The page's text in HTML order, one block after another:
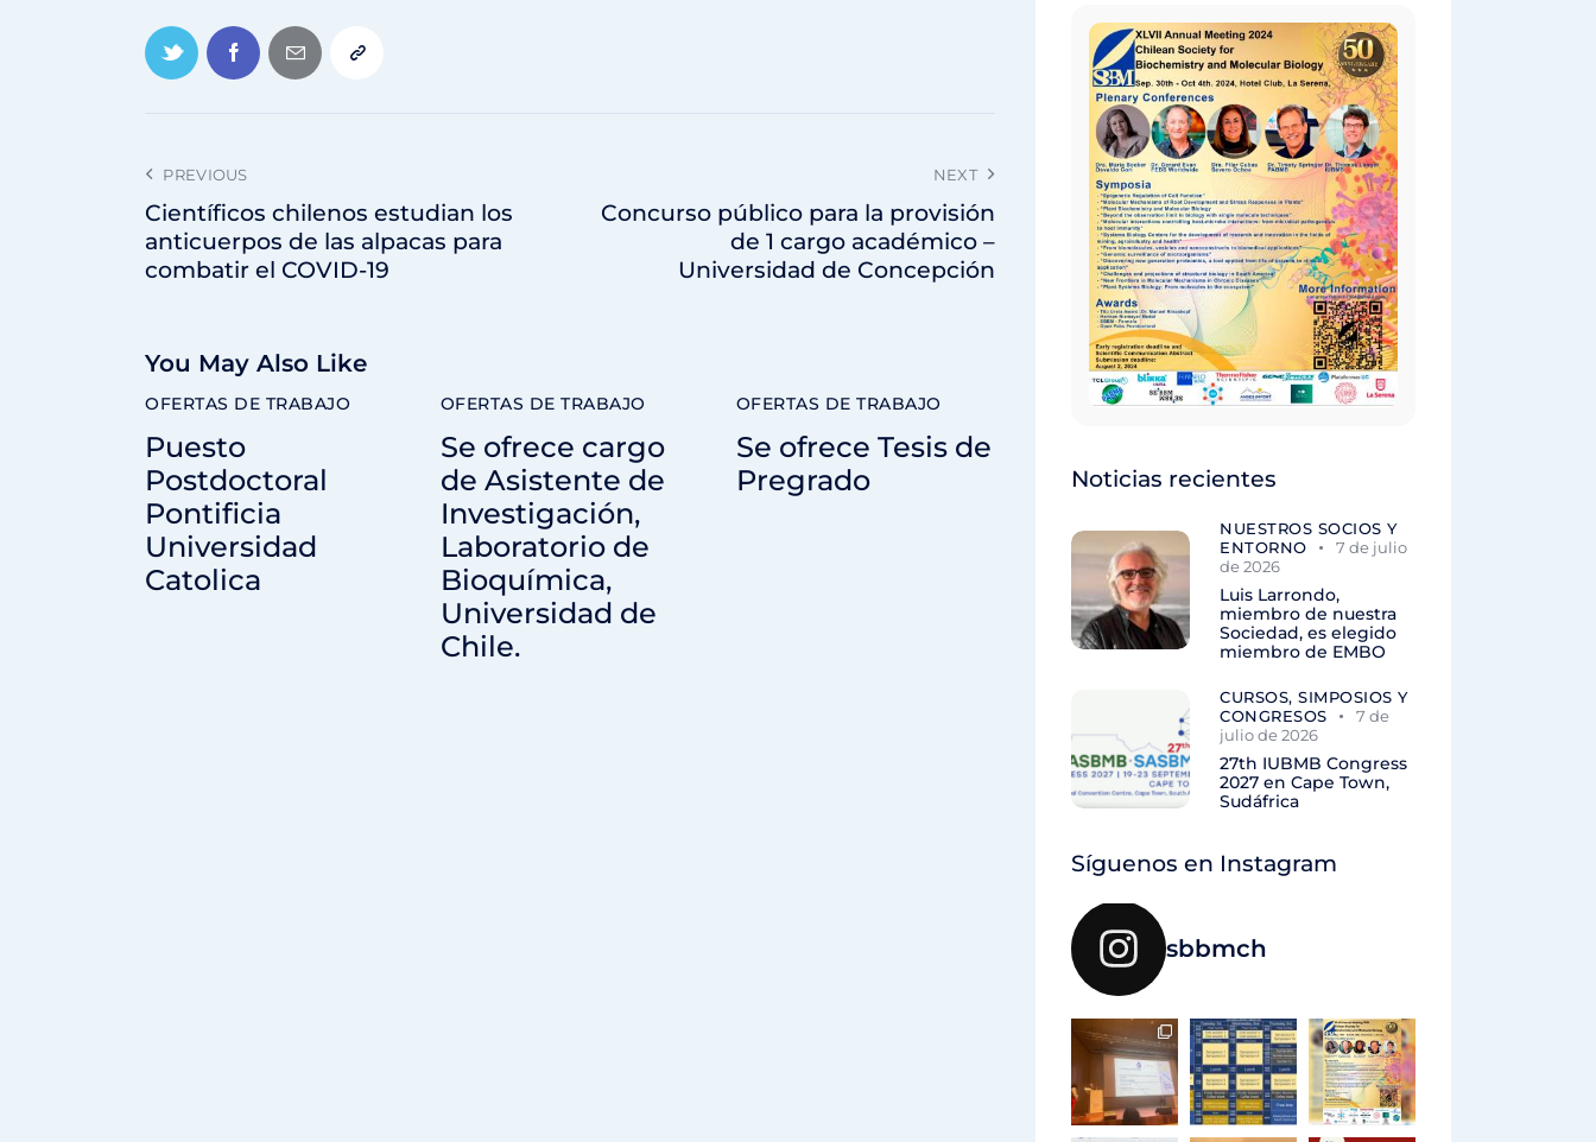
PREVIOUS
Científicos chilenos estudian los
anticuerpos de las alpacas para
combatir el COVID-19
NEXT
Concurso público para la provisión
de 1 cargo académico –
Universidad de Concepción
You May Also Like
OFERTAS DE TRABAJO
Puesto
Postdoctoral
Pontificia
Universidad
Catolica
OFERTAS DE TRABAJO
Se ofrece cargo
de Asistente de
Investigación,
Laboratorio de
Bioquímica,
Universidad de
Chile.
OFERTAS DE TRABAJO
Se ofrece Tesis de
Pregrado
Noticias recientes
NUESTROS SOCIOS Y
ENTORNO
7 de julio
de 2026
Luis Larrondo,
miembro de nuestra
Sociedad, es elegido
miembro de EMBO
CURSOS, SIMPOSIOS Y
CONGRESOS
7 de
julio de 2026
27th IUBMB Congress
2027 en Cape Town,
Sudáfrica
Síguenos en Instagram
sbbmch